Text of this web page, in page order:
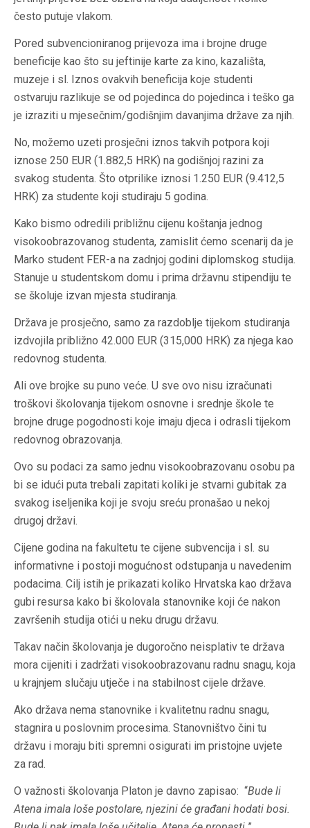
često putuje vlakom.
Pored subvencioniranog prijevoza ima i brojne druge
beneficije kao što su jeftinije karte za kino, kazališta,
muzeje i sl. Iznos ovakvih beneficija koje studenti
ostvaruju razlikuje se od pojedinca do pojedinca i teško ga
je izraziti u mjesečnim/godišnjim davanjima države za njih.
No, možemo uzeti prosječni iznos takvih potpora koji
iznose 250 EUR (1.882,5 HRK) na godišnjoj razini za
svakog studenta. Što otprilike iznosi 1.250 EUR (9.412,5
HRK) za studente koji studiraju 5 godina.
Kako bismo odredili približnu cijenu koštanja jednog
visokoobrazovanog studenta, zamislit ćemo scenarij da je
Marko student FER-a na zadnjoj godini diplomskog studija.
Stanuje u studentskom domu i prima državnu stipendiju te
se školuje izvan mjesta studiranja.
Država je prosječno, samo za razdoblje tijekom studiranja
izdvojila približno 42.000 EUR (315,000 HRK) za njega kao
redovnog studenta.
Ali ove brojke su puno veće. U sve ovo nisu izračunati
troškovi školovanja tijekom osnovne i srednje škole te
brojne druge pogodnosti koje imaju djeca i odrasli tijekom
redovnog obrazovanja.
Ovo su podaci za samo jednu visokoobrazovanu osobu pa
bi se idući puta trebali zapitati koliki je stvarni gubitak za
svakog iseljenika koji je svoju sreću pronašao u nekoj
drugoj državi.
Cijene godina na fakultetu te cijene subvencija i sl. su
informativne i postoji mogućnost odstupanja u navedenim
podacima. Cilj istih je prikazati koliko Hrvatska kao država
gubi resursa kako bi školovala stanovnike koji će nakon
završenih studija otići u neku drugu državu.
Takav način školovanja je dugoročno neisplativ te država
mora cijeniti i zadržati visokoobrazovanu radnu snagu, koja
u krajnjem slučaju utječe i na stabilnost cijele države.
Ako država nema stanovnike i kvalitetnu radnu snagu,
stagnira u poslovnim procesima. Stanovništvo čini tu
državu i moraju biti spremni osigurati im pristojne uvjete
za rad.
O važnosti školovanja Platon je davno zapisao: “Bude li
Atena imala loše postolare, njezini će građani hodati bosi.